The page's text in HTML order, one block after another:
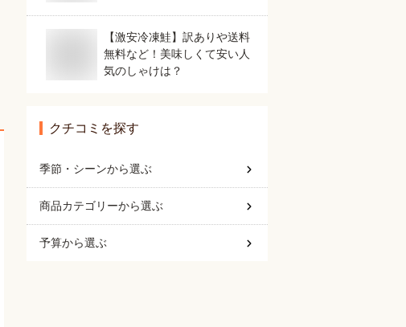
【激安冷凍鮭】訳ありや送料
無料など！美味しくて安い人
気のしゃけは？
クチコミを探す
季節・シーンから選ぶ
商品カテゴリーから選ぶ
予算から選ぶ